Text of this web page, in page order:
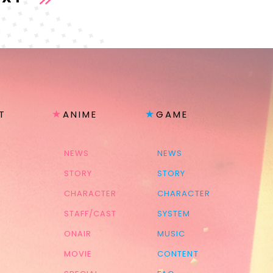
ANIME
NEWS
STORY
CHARACTER
STAFF/CAST
ONAIR
MOVIE
GAME
NEWS
STORY
CHARACTER
SYSTEM
MUSIC
CONTENT